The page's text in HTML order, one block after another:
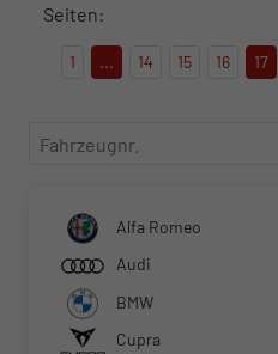
Seiten:
1 ... 14 15 16 17
Fahrzeugnr.
Alfa Romeo
Audi
BMW
Cupra